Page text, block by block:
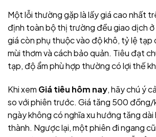
Một lỗi thường gặp là lấy giá cao nhất
định toàn bộ thị trường đều giao dịch
giá còn phụ thuộc vào độ khô, tỷ lệ tạp
mùi thơm và cách bảo quản. Tiêu đạt
tạp, độ ẩm phù hợp thường có lợi thế
Khi xem Giá tiêu hôm nay, hãy chú ý
so với phiên trước. Giá tăng 500
ngày không có nghĩa xu hướng tăng dài
thành. Ngược lại, một phiên đi ngang